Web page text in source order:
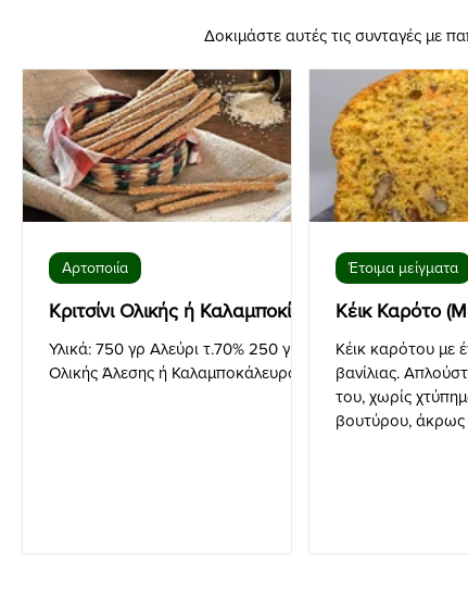
Δοκιμάστε αυτές τις συνταγές με
Κριτσίνι Ολικής ή Καλαμποκίσιο
Υλικά: 750 γρ Αλεύρι τ.70% 250 γρ
Ολικής Άλεσης ή Καλαμποκάλευρο
Αρτοποιία
Κέικ Καρότο
Κέικ καρότου με
βανίλιας.
του, χωρίς
βουτύρου, άκρως
Έτοιμα μείγματα